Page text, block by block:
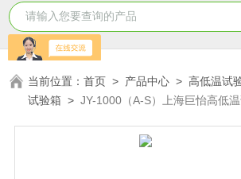
当前位置：首页 > 产品中心 >高低温试
试验箱 >JY-1000（A-S）上海巨怡高低